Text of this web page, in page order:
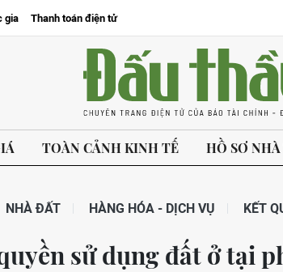
gia Thanh toán điện tử
TOÀN CẢNH KINH TẾ HỒ SƠ
NHÀ ĐẤT HÀNG HÓA - DỊCH VỤ KẾT
sử dụng đất ở tại